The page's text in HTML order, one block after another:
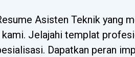
Asisten Teknik yang
Jelajahi templat
Dapatkan peran